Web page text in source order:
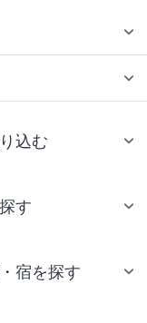
込む
す
宿を探す